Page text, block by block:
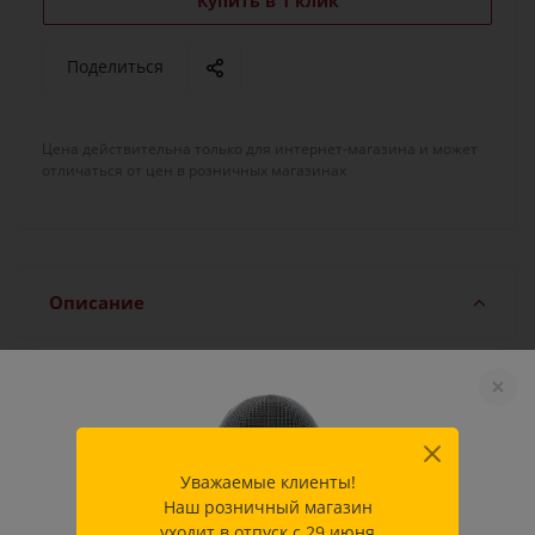
Поделиться
Описание
ХарактеристикиУважаемые клиенты!
Наш розничный магазин